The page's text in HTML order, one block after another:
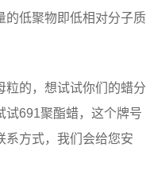
的低聚物即低相对分子质
粒的，想试试你们的蜡分
试691聚酯蜡，这个牌号
系方式，我们会给您安